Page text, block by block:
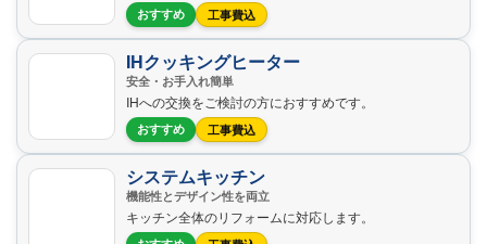
おすすめ 工事費込
IHクッキングヒーター
安全・お手入れ簡単
IHへの交換をご検討の方におすすめです。
おすすめ 工事費込
システムキッチン
機能性とデザイン性を両立
キッチン全体のリフォームに対応します。